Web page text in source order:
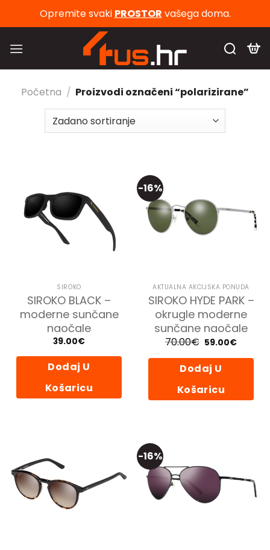
Opremite svaki PROSTOR vašega doma.
Početna / Proizvodi označeni “polarizirane”
SIROKO
SIROKO BLACK –
moderne sunčane
naočale
39.00€
Dodaj U
Košaricu
-16%
AKTUALNA AKCIJSKA PONUDA
SIROKO HYDE PARK –
okrugle moderne
sunčane naočale
70.00€ Izvorna
cijena
bila
je:
70.00€.
59.00€
je:
Dodaj U
Košaricu
-16%